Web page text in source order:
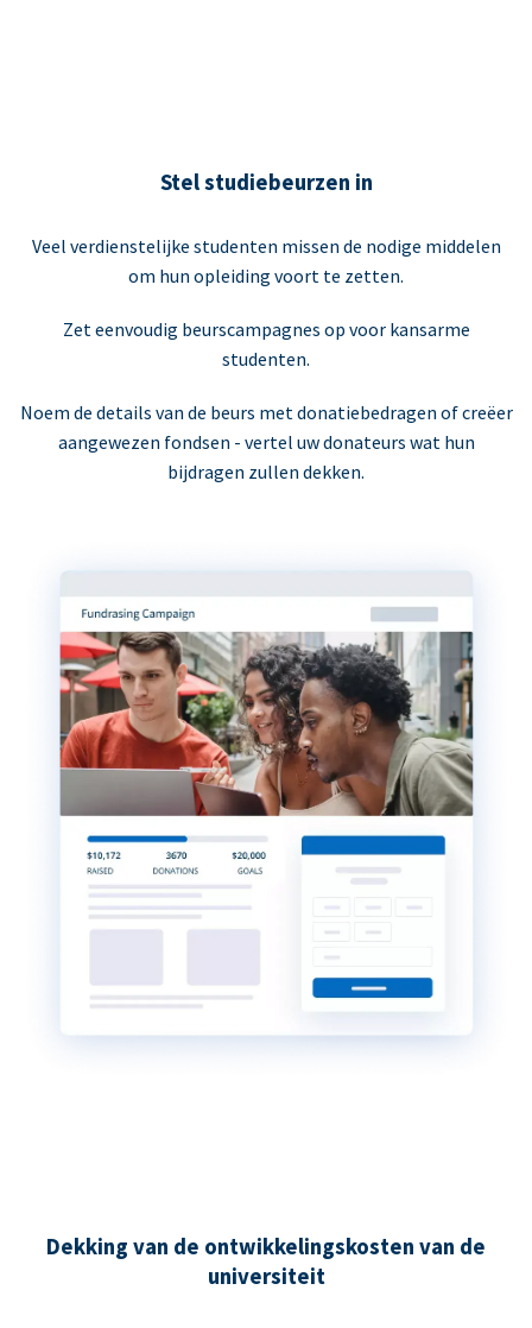
Stel studiebeurzen in
Veel verdienstelijke studenten missen de nodige middelen
om hun opleiding voort te zetten.
Zet eenvoudig beurscampagnes op voor kansarme
studenten.
Noem de details van de beurs met donatiebedragen of creëer
aangewezen fondsen - vertel uw donateurs wat hun
bijdragen zullen dekken.
Dekking van de ontwikkelingskosten van de
universiteit